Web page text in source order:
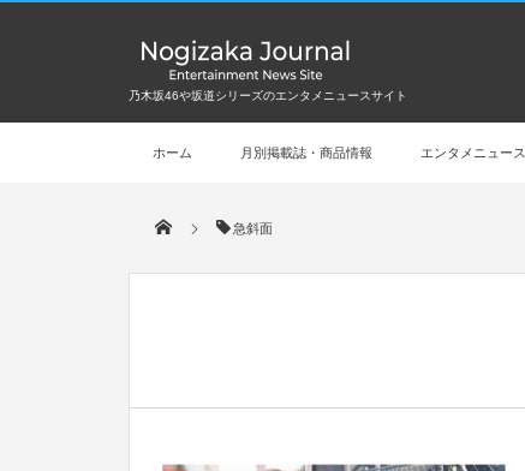
乃木坂46や坂道シリーズのエンタメニュースサイト
ホーム 月別掲載誌・商品情報 エンタメニュース
急斜面